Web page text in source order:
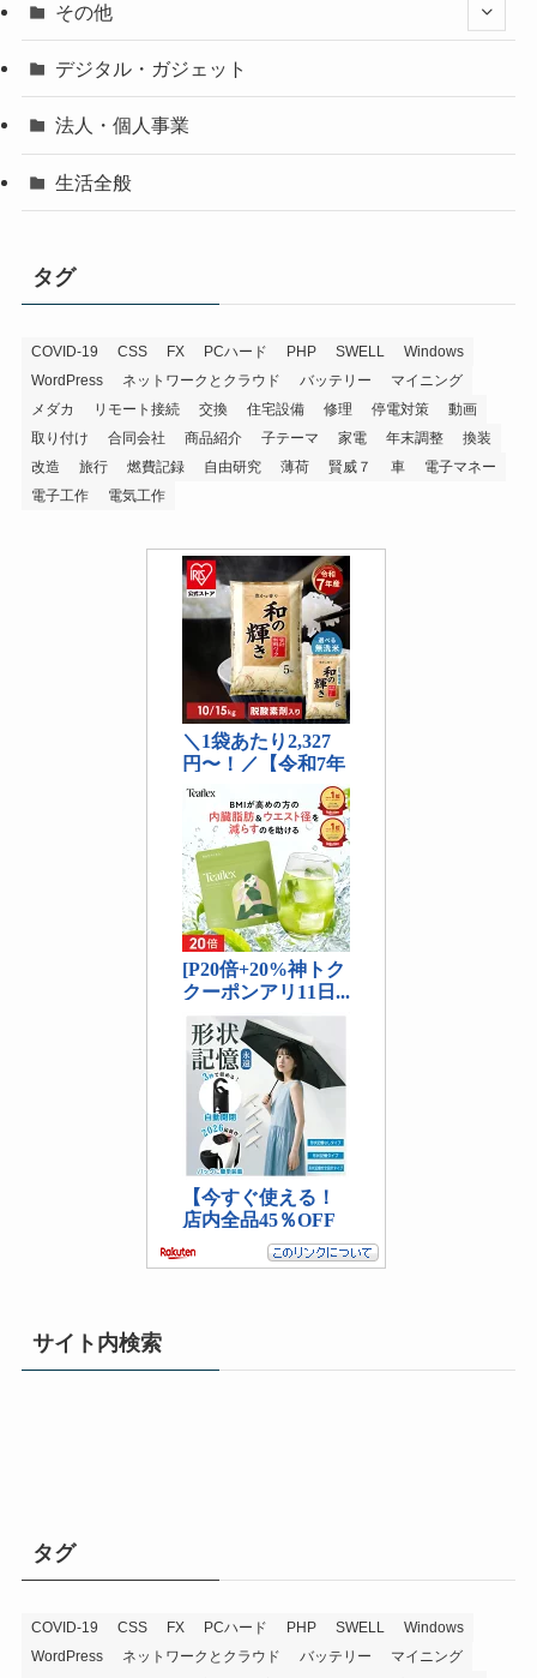
その他
デジタル・ガジェット
法人・個人事業
生活全般
タグ
COVID-19 CSS FX PCハード PHP SWELL
Windows
WordPress
ネットワークとクラウド バッテリー
マイニング
メダカ
リモート接続 交換 住宅設備 修理 停電対策
動画
取り付け
合同会社 商品紹介 子テーマ 家電 年末調整
換装
改造
旅行 燃費記録 自由研究 薄荷 賢威７ 車
電子マネー
電子工作
電気工作
サイト内検索
タグ
COVID-19 CSS FX PCハード PHP SWELL
Windows
WordPress
ネットワークとクラウド バッテリー
マイニング